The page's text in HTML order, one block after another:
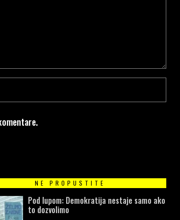
NE PROPUSTITE
Pod lupom: Demokratija nestaje samo ako
to dozvolimo